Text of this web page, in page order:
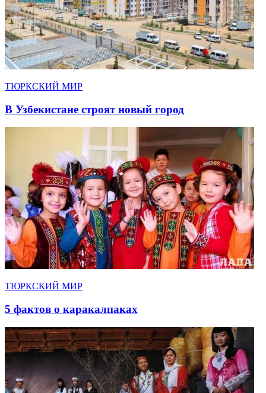
ТЮРКСКИЙ МИР
В Узбекистане строят новый город
ТЮРКСКИЙ МИР
5 фактов о каракалпаках